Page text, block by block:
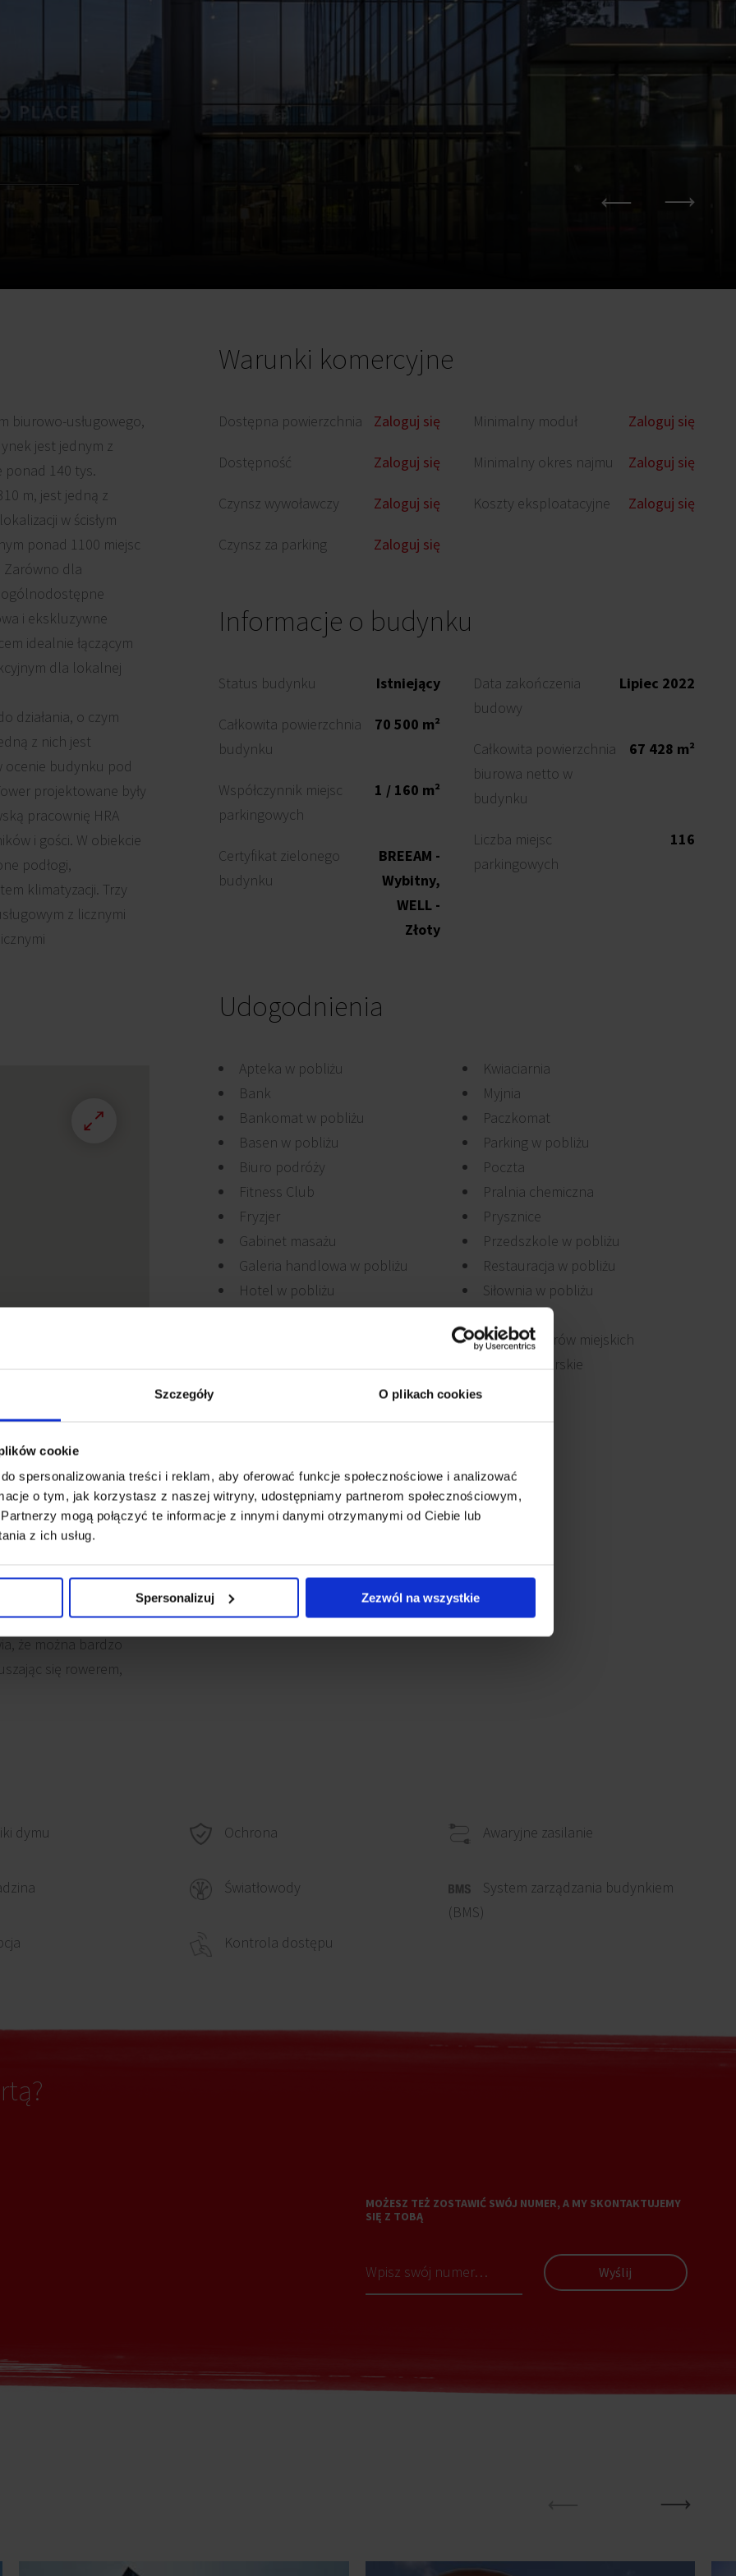
Szczegóły O plikach cookies
cookie
spersonalizowania treści i reklam, aby oferować funkcje społecznościowe i analizować
o tym, jak korzystasz z naszej witryny, udostępniamy partnerom społecznościowym,
mogą połączyć te informacje z innymi danymi otrzymanymi od Ciebie lub
z ich usług.
Spersonalizuj Zezwól na wszystkie
biurowo-usługowego,
jest jednym z
ponad 140 tys.
m, jest jedną z
w ścisłym
ponad 1100 miejsc
Zarówno dla
ogólnodostępne
i ekskluzywne
idealnie łączącym
dla lokalnej
działania, o czym
z nich jest
ocenie budynku pod
projektowane były
pracownię HRA
i gości. W obiekcie
podłogi,
klimatyzacji. Trzy
z licznymi
i bezpośrednio
miasta –
że można bardzo
się rowerem,
Warunki komercyjne
Dostępna powierzchnia Zaloguj się
Dostępność Zaloguj się
Czynsz wywoławczy Zaloguj się
Czynsz za parking Zaloguj się
Minimalny moduł Zaloguj się
Minimalny okres najmu Zaloguj się
Koszty eksploatacyjne Zaloguj się
Informacje o budynku
Status budynku Istniejący
Całkowita powierzchnia
budynku
70 500 m²
Współczynnik miejsc
parkingowych
1 / 160 m²
Certyfikat zielonego
budynku
BREEAM -
Wybitny,
WELL -
Złoty
Data zakończenia
budowy
Lipiec 2022
Całkowita powierzchnia
biurowa netto w
budynku
67 428 m²
Liczba miejsc
parkingowych
116
Udogodnienia
Apteka w pobliżu
Bank
Bankomat w pobliżu
Basen w pobliżu
Biuro podróży
Fitness Club
Fryzjer
Gabinet masażu
Galeria handlowa w pobliżu
Hotel w pobliżu
Kwiaciarnia
Myjnia
Paczkomat
Parking w pobliżu
Poczta
Pralnia chemiczna
Prysznice
Przedszkole w pobliżu
Restauracja w pobliżu
Siłownia w pobliżu
Stacja rowerów miejskich
Usługi kurierskie
dymu Ochrona
Światłowody
Kontrola dostępu
Awaryjne zasilanie
System zarządzania budynkiem
(BMS)
MOŻESZ TEŻ ZOSTAWIĆ SWÓJ NUMER, A MY SKONTAKTUJEMY
SIĘ Z TOBĄ
Wyślij